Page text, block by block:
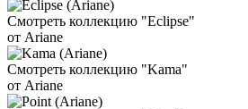
Смотреть коллекцию "Eclipse"
от Ariane
Смотреть коллекцию "Kama"
от Ariane